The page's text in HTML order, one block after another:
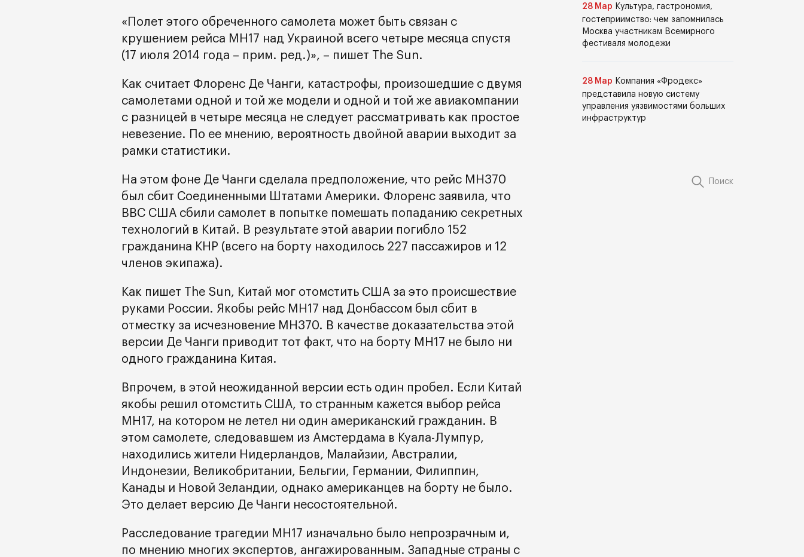
«Полет этого обреченного самолета может быть связан с
крушением рейса MH17 над Украиной всего четыре месяца спустя
(17 июля 2014 года – прим. ред.)», – пишет The Sun.
Как считает Флоренс Де Чанги, катастрофы, произошедшие с двумя
самолетами одной и той же модели и одной и той же авиакомпании
с разницей в четыре месяца не следует рассматривать как простое
невезение. По ее мнению, вероятность двойной аварии выходит за
рамки статистики.
На этом фоне Де Чанги сделала предположение, что рейс MH370
был сбит Соединенными Штатами Америки. Флоренс заявила, что
ВВС США сбили самолет в попытке помешать попаданию секретных
технологий в Китай. В результате этой аварии погибло 152
гражданина КНР (всего на борту находилось 227 пассажиров и 12
членов экипажа).
Как пишет The Sun, Китай мог отомстить США за это происшествие
руками России. Якобы рейс MH17 над Донбассом был сбит в
отместку за исчезновение MH370. В качестве доказательства этой
версии Де Чанги приводит тот факт, что на борту MH17 не было ни
одного гражданина Китая.
Впрочем, в этой неожиданной версии есть один пробел. Если Китай
якобы решил отомстить США, то странным кажется выбор рейса
MH17, на котором не летел ни один американский гражданин. В
этом самолете, следовавшем из Амстердама в Куала-Лумпур,
находились жители Нидерландов, Малайзии, Австралии,
Индонезии, Великобритании, Бельгии, Германии, Филиппин,
Канады и Новой Зеландии, однако американцев на борту не было.
Это делает версию Де Чанги несостоятельной.
Расследование трагедии MH17 изначально было непрозрачным и,
по мнению многих экспертов, ангажированным. Западные страны с
28 Мар Культура, гастрономия,
гостеприимство: чем запомнилась
Москва участникам Всемирного
фестиваля молодежи
28 Мар Компания «Фродекс»
представила новую систему
управления уязвимостями больших
инфраструктур
Поиск